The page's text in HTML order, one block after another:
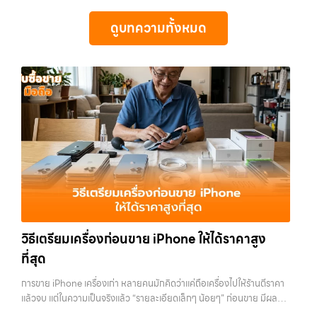
ซื้อแมคบุค, รับซื้อโน๊ตบุ๊ค, รับซื้อแท็บเล็ต, หรือบริการอื่นๆ เกี่ยวกับสินค้า
ไอที กรุงเทพฯ – เราพร้อมให้บริการครบวงจร บริการของเรา…
ความยุ่งยากทั้งหลาย โดยเน้น โปร่งใส มั่นใจได้ และจ่ายเงินทันทีเมื่อตกลง
ซื้อขายสำเร็จ บริการของเราครอบคลุมทั้ง iPhone สายใหม่-เก่า,
Samsung ทุกรุ่น, iPad และแท็บเล็ตทุกแบรนด์ เรารับถึงแม้จะอยู่ในสภาพ
ใช้งานแล้ว ตกแต่งแล้ว หรือมีรอยบ้าง เพราะมูลค่าของเครื่องไม่ได้ขึ้นอยู่แค่
ยี่ห้อ แต่ขึ้นอยู่กับสภาพจริง ความครบชุด และความสะดวกในการขายของ
คุณ เราจึงตั้งใจให้บริการในเขต ลาดพร้าว, รัชดา, บางรัก, แจ้งวัฒนะ,
บางแค, วัชรพล, รามอินทรา, บางนา, บางพลี, เกษตรนวมินทร์, เสนานิคม,
วังหิน อย่างเต็มที่ ไม่ว่าคุณจะค้นหาคำว่า “รับซื้อมือถือใกล้ฉัน”, “รับซื้อ
โทรศัพท์มือสองกรุงเทพ”, “ขาย iPad ได้ราคา”, “รับซื้อแท็บเล็ต กรุงเทพ
ถึงที่”, หรือ “รับซื้อ Samsung มือสอง ราคาสูง” — ที่นี่คือคำตอบ เพราะ
บริการของเรามุ่งตรงให้คุณได้รับราคาและความสะดวกสบายที่เหนือกว่า
เลือกเราแล้วคุณจะได้บริการที่คุณไว้วางใจ พร้อมทีมงานที่พร้อมอำนวย
ความสะดวก นัดรับถึงที่ ตรวจสภาพอย่างมืออาชีพ และจ่ายเงินทันที
ทั้งหมดนี้เพื่อให้การขายอุปกรณ์ของคุณเป็นเรื่องง่ายขึ้น ดีกว่า รวดเร็วกว่า
และคุ้มค่ากว่า ทำไมต้องเลือกเรา ผู้เชี่ยวชาญด้านการให้บริการ รับซื้อมือถือ
iPhone, Samsung, ไอแพด แท็บเล็ตทุกยี่ห้อ ในราคาสูง พร้อมจ่ายเงิน
ทันที โดยเน้นบริการในพื้นที่ ลาดพร้าว, รัชดา, บางรัก, แจ้งวัฒนะ, บางแค,
วัชรพล, รามอินทรา, รวมถึง บางนา, บางพลี, เกษตรนวมินทร์, เสนานิคม,
วังหินไม่ว่าคุณจะต้องการ รับซื้อโทรศัพท์, รับซื้อแมคบุค, รับซื้อโน๊ตบุ๊ค, รับ
ซื้อแท็บเล็ต, หรือบริการอื่นๆ เกี่ยวกับสินค้าไอที กรุงเทพฯ – เราพร้อมให้
ราคาสูง พร้อมจ่ายเงินทันที รับซื้อโน๊ตบุ๊ครามอินทรา ผู้เชี่ยวชาญด้านการให้
บริการ รับซื้อมือถือ iPhone, Samsung, ไอแพด แท็บเล็ตทุกยี่ห้อ ในราคา
สูง พร้อมจ่ายเงินทันที รับซื้อ iPhone… รับซื้อโน๊ตบุ๊ครามอินทรา รับซื้อ
การ รับซื้อไอโฟน, รับซื้อไอแพด, รับซื้อมือถือ ยินดีต้อนรับสู่ “รับซื้อขายมือ
ถือ.com” เว็บไซต์ที่คุณไว้วางใจได้ สำหรับบริการ รับซื้อ มือถือ iPhone,
Samsung, iPad, แท็บเล็ต ทุกยี่ห้อ ให้ราคาสูง พร้อมจ่ายเงินทันที
ครอบคลุมพื้นที่ ลาดพร้าว, รัชดา, บางรัก, แจ้งวัฒนะ, บางแค, วัชรพล,
รามอินทรา และเขตกรุงเทพฯ ใกล้ “ใกล้ ฉัน” ที่สุด ในยุคที่สมาร์ทโฟน
แท็บเล็ต และอุปกรณ์ไอทีใหม่ๆ เปลี่ยนรุ่นกันแทบทุกช่วงเวลา อุปกรณ์ที่คุณ
ใช้แล้วอาจกลายเป็นของที่ไม่ได้ใช้งานอยู่เฉยๆ เว็บไซต์ของเราจึงเกิดขึ้นเพื่อ
เป็นทางเลือกให้คุณสามารถเปลี่ยนอุปกรณ์ที่ไม่ใช้แล้วให้กลายเป็นเงินสดได้
ทันที ด้วยบริการ รับซื้อไอโฟน, รับซื้อไอแพด, รับซื้อมือถือ, รับซื้อโทรศัพท์,
รับซื้อโน๊ตบุ๊ค, รับซื้อแท็บเล็ต, รับซื้อสินค้าไอทีกรุงเทพมหานคร อย่างครบ
วงจร ไม่ว่าคุณจะอยู่โซนเมืองหรือเขตชานเมือง เรามีทีมงานพร้อมให้บริการ
ถึงที่ในพื้นที่ “ใกล้ ฉัน” เพื่อความสะดวกและรวดเร็วที่สุด ที่ “รับซื้อขายมือ
ถือ.com” เราเข้าใจดีว่าอุปกรณ์แต่ละชิ้นไม่ใช่แค่เครื่องใช้ไฟฟ้า แต่เป็น
ทรัพย์สินที่มีมูลค่า คุณอาจต้องการเปลี่ยนรุ่น หรือต้องการเงินด่วน เราจึง
มอบบริการประเมินสภาพเครื่อง ฟรี ปราบปรามความยุ่งยากทั้งหลาย โดย
เน้น โปร่งใส มั่นใจได้ และจ่ายเงินทันทีเมื่อตกลงซื้อขายสำเร็จ บริการของเรา
ดูบทความทั้งหมด
วิธีเตรียมเครื่องก่อนขาย iPhone ให้ได้ราคาสูง
ที่สุด
การขาย iPhone เครื่องเก่า หลายคนมักคิดว่าแค่ถือเครื่องไปให้ร้านตีราคา
แล้วจบ แต่ในความเป็นจริงแล้ว “รายละเอียดเล็กๆ น้อยๆ” ก่อนขาย มีผลต่อ